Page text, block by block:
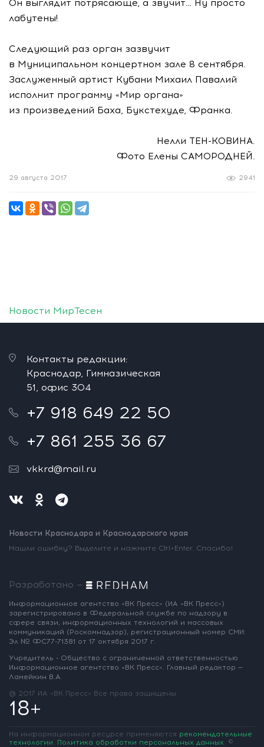
Он выглядит потрясающе, а звучит… Ну просто
лабутены!
Следующий раз орган зазвучит
в Муниципальном концертном зале 8 сентября.
Заслуженный артист Кубани Михаил Павалий
исполнит программу «Мир органа»
из произведений Баха, Букстехуде, Франка.
Нелли ТЕН-КОВИНА.
Фото Елены САМОРОДНЕЙ.
2941
29 августа 2017
Новости МирТесен
Контакты редакции:
Краснодар, Гимназическая
51, офис 304
+7 918 649 22 50
+7 861 255 36 67
vkkrd@mail.ru
Новости Краснодара и Краснодарского края
Нашли ошибку? Выделите и нажмите Ctrl+Enter. Спасибо!
Разработано —
Информационное агентство «ВК Пресс» (ИА «ВК Пресс»)
зарегистрировано в Федеральной службе по надзору в
сфере связи, информационных технологий и массовых
коммуникаций (Роскомнадзор), регистрационный номер СМИ:
Эл № ФС77-71381 от 17 октября 2017 г.
Учредитель - Общество с ограниченной ответственностью
Информационное агентство «ВК Пресс». Главный редактор —
Ламейкин В.А.
@ 2017 ИА «ВК Пресс» Все права защищены
18+
На информационном ресурсе применяются рекомендательные
технологии. Политика обработки персональных данных. ©